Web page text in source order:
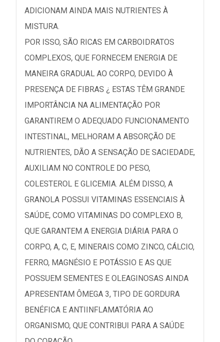
ADICIONAM AINDA MAIS NUTRIENTES À
MISTURA.
POR ISSO, SÃO RICAS EM CARBOIDRATOS
COMPLEXOS, QUE FORNECEM ENERGIA DE
MANEIRA GRADUAL AO CORPO, DEVIDO À
PRESENÇA DE FIBRAS ¿ ESTAS TÊM GRANDE
IMPORTÂNCIA NA ALIMENTAÇÃO POR
GARANTIREM O ADEQUADO FUNCIONAMENTO
INTESTINAL, MELHORAM A ABSORÇÃO DE
NUTRIENTES, DÃO A SENSAÇÃO DE SACIEDADE,
AUXILIAM NO CONTROLE DO PESO,
COLESTEROL E GLICEMIA. ALÉM DISSO, A
GRANOLA POSSUI VITAMINAS ESSENCIAIS À
SAÚDE, COMO VITAMINAS DO COMPLEXO B,
QUE GARANTEM A ENERGIA DIÁRIA PARA O
CORPO, A, C, E, MINERAIS COMO ZINCO, CÁLCIO,
FERRO, MAGNÉSIO E POTÁSSIO E AS QUE
POSSUEM SEMENTES E OLEAGINOSAS AINDA
APRESENTAM ÔMEGA 3, TIPO DE GORDURA
BENÉFICA E ANTIINFLAMATÓRIA AO
ORGANISMO, QUE CONTRIBUI PARA A SAÚDE